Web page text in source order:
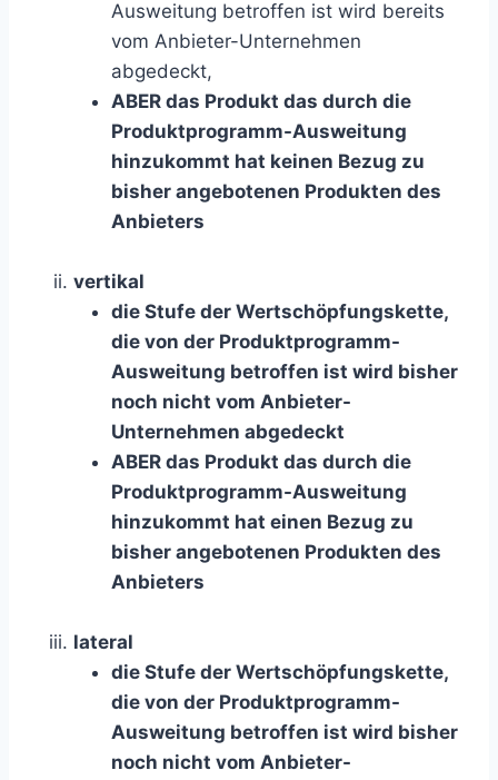
Ausweitung betroffen ist wird bereits
vom Anbieter-Unternehmen
abgedeckt,
ABER das Produkt das durch die
Produktprogramm-Ausweitung
hinzukommt hat keinen Bezug zu
bisher angebotenen Produkten des
Anbieters
vertikal
die Stufe der Wertschöpfungskette,
die von der Produktprogramm-
Ausweitung betroffen ist wird bisher
noch nicht vom Anbieter-
Unternehmen abgedeckt
ABER das Produkt das durch die
Produktprogramm-Ausweitung
hinzukommt hat einen Bezug zu
bisher angebotenen Produkten des
Anbieters
lateral
die Stufe der Wertschöpfungskette,
die von der Produktprogramm-
Ausweitung betroffen ist wird bisher
noch nicht vom Anbieter-